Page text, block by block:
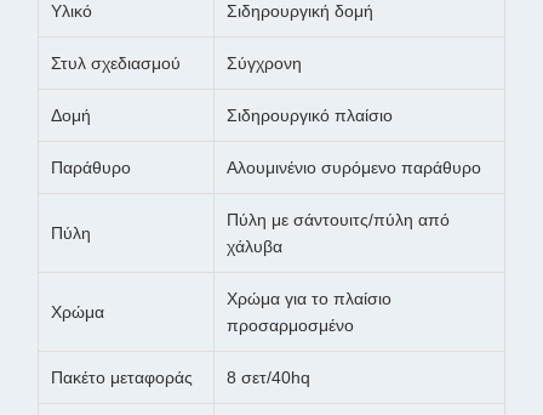
Υλικό Σιδηρουργική δομή
Στυλ σχεδιασμού Σύγχρονη
Δομή Σιδηρουργικό πλαίσιο
Παράθυρο Αλουμινένιο συρόμενο παράθυρο
Πύλη
Πύλη με σάντουιτς/πύλη από
χάλυβα
Χρώμα
Χρώμα για το πλαίσιο
προσαρμοσμένο
Πακέτο μεταφοράς 8 σετ/40hq